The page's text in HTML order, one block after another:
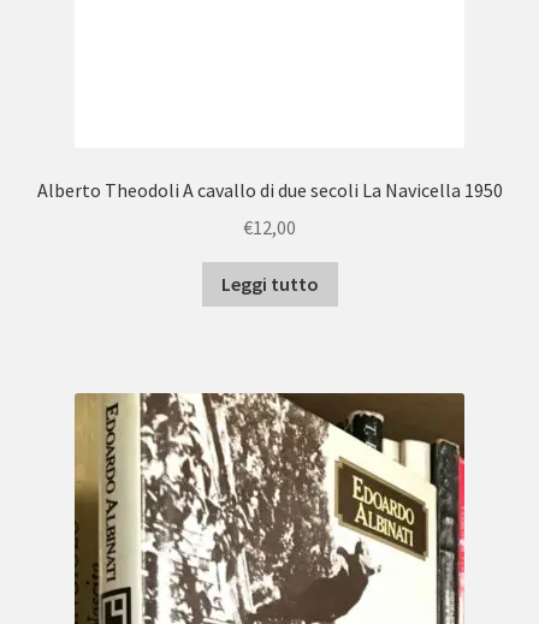
Alberto Theodoli A cavallo di due secoli La Navicella 1950
€12,00
Leggi tutto